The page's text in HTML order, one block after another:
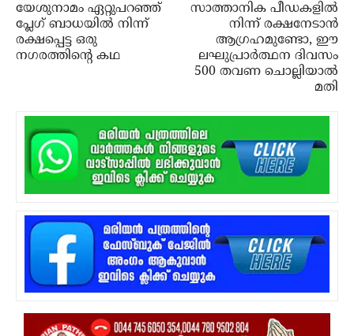
യേശുനാമം ഏറ്റുപറഞ്ഞ്
പ്ലേഗ് ബാധയില്‍ നിന്ന്
രക്ഷപ്പെട്ട ഒരു
നഗരത്തിന്റെ കഥ
സാത്താനിക പീഡകളില്‍
നിന്ന് രക്ഷനേടാന്‍
ആഗ്രഹമുണ്ടോ, ഈ
ലഘുപ്രാര്‍ത്ഥന ദിവസം
500 തവണ ചൊല്ലിയാല്‍
മതി